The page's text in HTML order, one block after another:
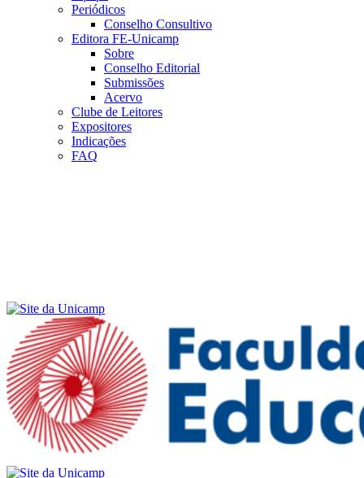
Periódicos
Conselho Consultivo
Editora FE-Unicamp
Sobre
Conselho Editorial
Submissões
Acervo
Clube de Leitores
Expositores
Indicações
FAQ